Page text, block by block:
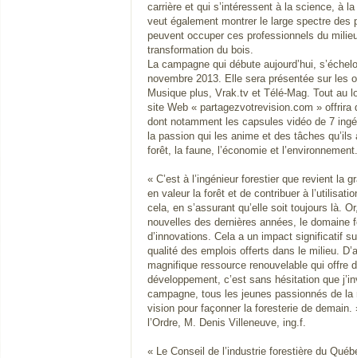
carrière et qui s’intéressent à la science, à
veut également montrer le large spectre des
peuvent occuper ces professionnels du
transformation du bois.
La campagne qui débute aujourd’hui,
novembre 2013. Elle sera présentée sur les
Musique plus, Vrak.tv et Télé-Mag. Tout au
site Web « partagezvotrevision.com » offrira
dont notamment les capsules vidéo de 7
la passion qui les anime et des tâches
forêt, la faune, l’économie et l’environnement.
« C’est à l’ingénieur forestier que revient la
en valeur la forêt et de contribuer à
cela, en s’assurant qu’elle soit toujours là.
nouvelles des dernières années, le domaine
d’innovations. Cela a un impact significatif
qualité des emplois offerts dans le milieu.
magnifique ressource renouvelable qui offre
développement, c’est sans hésitation que
campagne, tous les jeunes passionnés de la
vision pour façonner la foresterie de demain.
l’Ordre, M. Denis Villeneuve, ing.f.
« Le Conseil de l’industrie forestière du